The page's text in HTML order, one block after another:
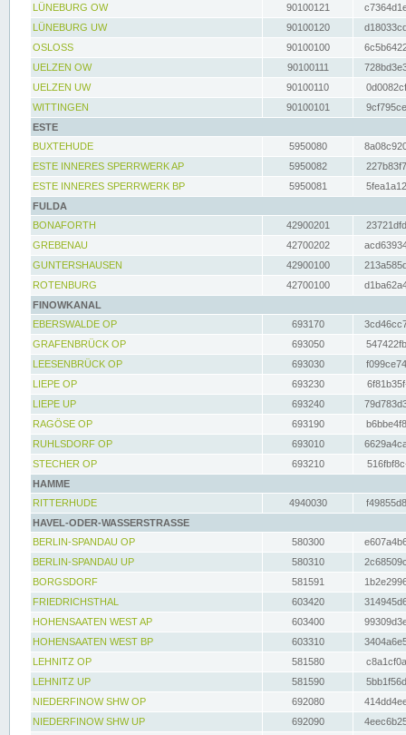
LÜNEBURG OW
90100121
LÜNEBURG UW
90100120
OSLOSS
90100100
UELZEN OW
90100111
UELZEN UW
90100110
WITTINGEN
90100101
ESTE
BUXTEHUDE
5950080
ESTE INNERES SPERRWERK AP
5950082
ESTE INNERES SPERRWERK BP
5950081
FULDA
BONAFORTH
42900201
GREBENAU
42700202
GUNTERSHAUSEN
42900100
ROTENBURG
42700100
FINOWKANAL
EBERSWALDE OP
693170
GRAFENBRÜCK OP
693050
LEESENBRÜCK OP
693030
LIEPE OP
693230
LIEPE UP
693240
RAGÖSE OP
693190
RUHLSDORF OP
693010
STECHER OP
693210
HAMME
RITTERHUDE
4940030
HAVEL-ODER-WASSERSTRASSE
BERLIN-SPANDAU OP
580300
BERLIN-SPANDAU UP
580310
BORGSDORF
581591
FRIEDRICHSTHAL
603420
HOHENSAATEN WEST AP
603400
HOHENSAATEN WEST BP
603310
LEHNITZ OP
581580
LEHNITZ UP
581590
NIEDERFINOW SHW OP
692080
NIEDERFINOW SHW UP
692090